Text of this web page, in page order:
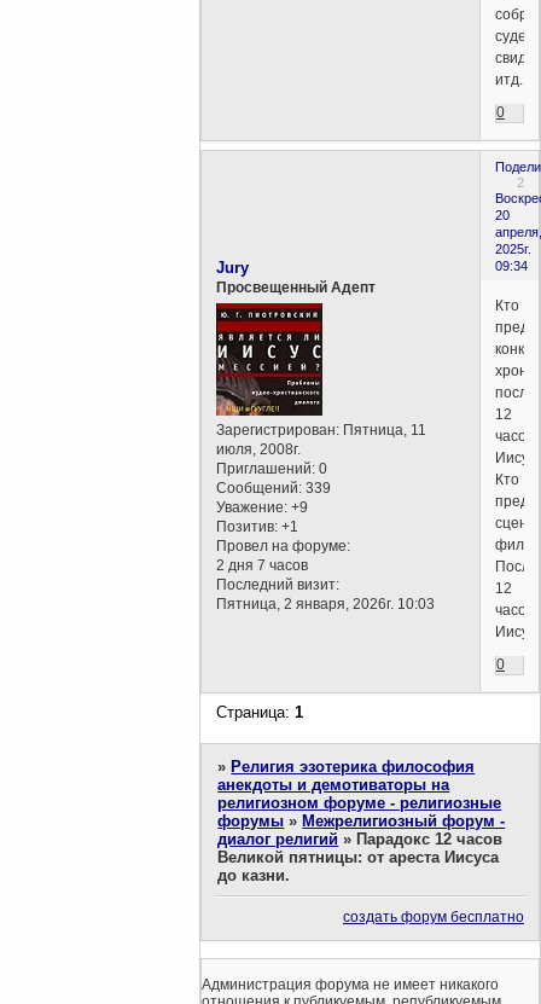
судей,
итд.
0
2
20
апреля,
2025г.
09:34
Jury
Просвещенный Адепт
Зарегистрирован: Пятница, 11
июля, 2008г.
Приглашений: 0
Сообщений: 339
Уважение: +9
Позитив: +1
Провел на форуме:
2 дня 7 часов
Последний визит:
Пятница, 2 января, 2026г. 10:03
Кто
12
часов
Кто
12
часов
0
Страница:1
» Религия эзотерика философия
анекдоты и демотиваторы на
религиозном форуме - религиозные
форумы » Межрелигиозный форум -
диалог религий » Парадокс 12 часов
Великой пятницы: от ареста Иисуса
до казни.
создать форум бесплатно
Администрация форума не имеет никакого